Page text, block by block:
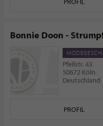
Bonnie Doon -
Pfeilstr. 43
50672 Köln
Deutschland
PROFIL